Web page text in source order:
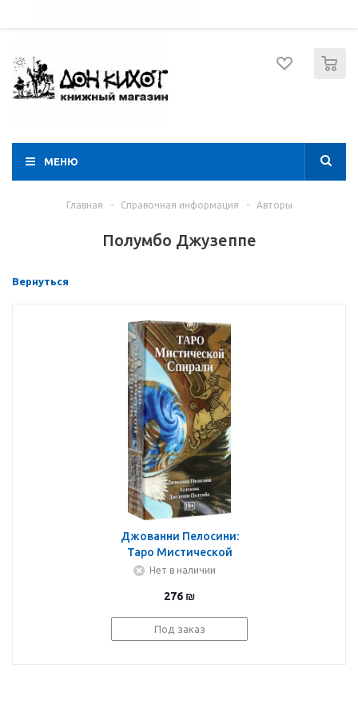
МЕНЮ
Главная - Справочная информация - Авторы
Полумбо Джузеппе
Вернуться
Джованни Пелосини:
Таро Мистической
спирали
Нет в наличии
276 ₪
Под заказ